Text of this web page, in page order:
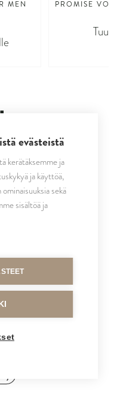
MEN
PROMISE
evästeistä
kerätäksemme ja
ja käyttöä,
sekä
sisältöä ja